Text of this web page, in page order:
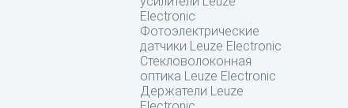
Electronic
Фотоэлектрические
датчики Leuze Electronic
Стекловолоконная
оптика Leuze Electronic
Держатели Leuze